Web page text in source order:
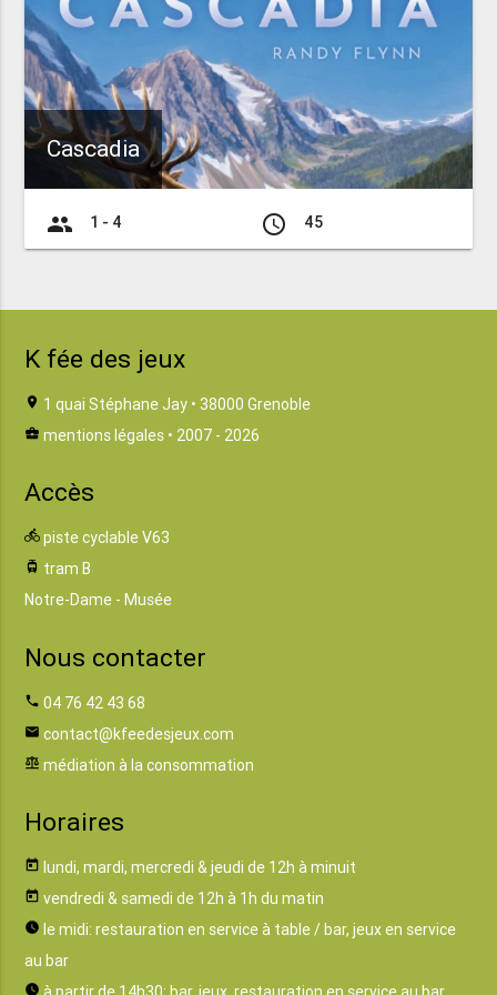
Cascadia
group 1 - 4 access_time 45
K fée des jeux
location_on 1 quai Stéphane Jay • 38000 Grenoble
business_center mentions légales • 2007 - 2026
Accès
directions_bike piste cyclable V63
tram tram B
Notre-Dame - Musée
Nous contacter
phone 04 76 42 43 68
email contact@kfeedesjeux.com
balance médiation à la consommation
Horaires
today lundi, mardi, mercredi & jeudi de 12h à minuit
today vendredi & samedi de 12h à 1h du matin
watch_later le midi: restauration en service à table / bar, jeux en service
au bar
watch_later